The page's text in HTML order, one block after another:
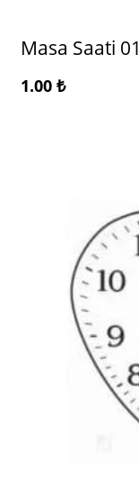
Masa Saati 01
1.00 ₺